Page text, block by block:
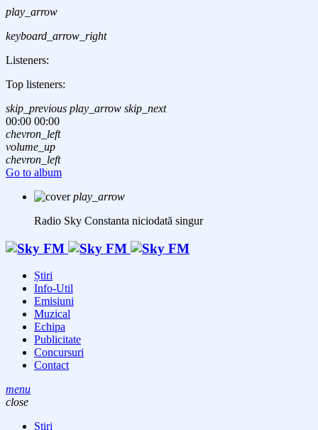
play_arrow
keyboard_arrow_right
Listeners:
Top listeners:
skip_previous play_arrow skip_next
00:00 00:00
chevron_left
volume_up
chevron_left
Go to album
play_arrow
Radio Sky Constanta niciodată singur
Știri
Info-Util
Emisiuni
Muzical
Echipa
Publicitate
Concursuri
Contact
menu
close
Știri